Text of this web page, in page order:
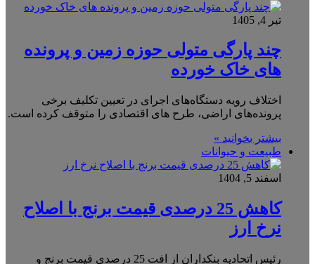
تیر 4, 1405
چند پارگی متولی حوزه زمین و پرونده
های خاک خورده
اختلاف رویه دستگاه‌های اجرای در تعیین تکلیف برخی
پرونده‌های اراضی، طرح های اقتصادی را متوقف کرده است.
بیشتر بخوانید »
طبیعت و حیوانات
اسفند 5, 1404
کاهش 25 درصدی قیمت برنج با اصلاح
نرخ ارز
رئیس اتحادیه بنکداران از افت 25 درصدی قیمت برنج و